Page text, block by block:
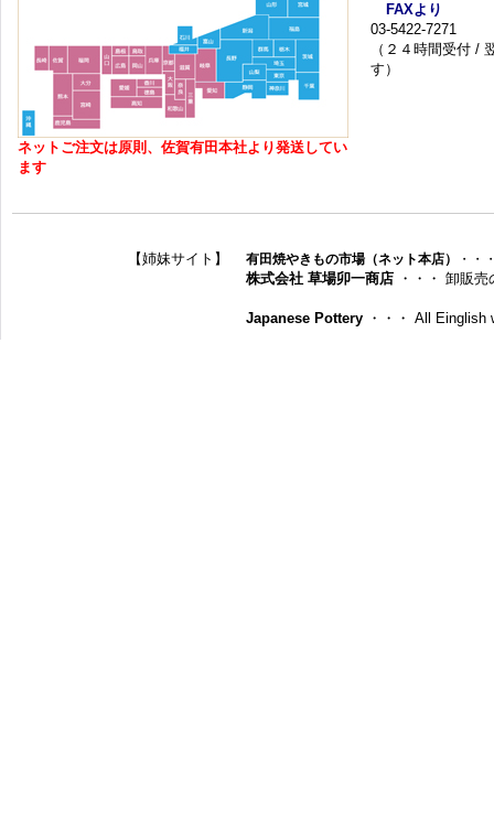
ネットご注文は原則、佐賀有田本社より発送してい
ます
FAXより
03-5422-7271
（２４時間受付 /
す）
【姉妹サイト】 有田焼やきもの市場（ネット本店） ・・
株式会社 草場卯一商店 ・・・ 卸販
Japanese Pottery ・・・ All